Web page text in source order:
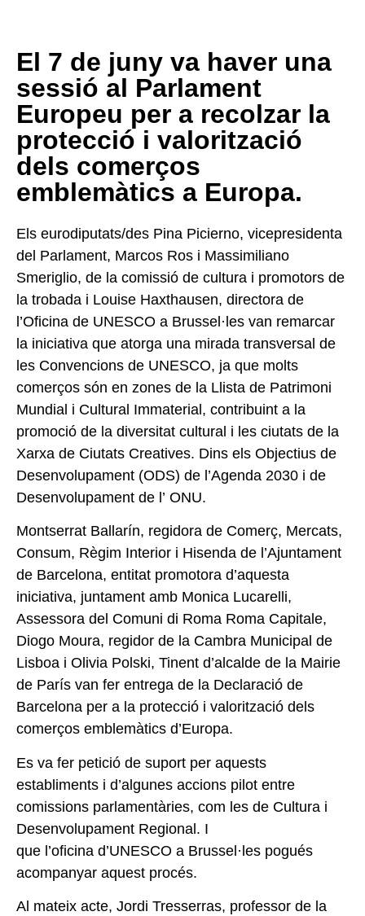
El 7 de juny va haver una
sessió al Parlament
Europeu per a recolzar la
protecció i valorització
dels comerços
emblemàtics a Europa.
Els eurodiputats/des Pina Picierno, vicepresidenta
del Parlament, Marcos Ros i Massimiliano
Smeriglio, de la comissió de cultura i promotors de
la trobada i Louise Haxthausen, directora de
l’Oficina de UNESCO a Brussel·les van remarcar
la iniciativa que atorga una mirada transversal de
les Convencions de UNESCO, ja que molts
comerços són en zones de la Llista de Patrimoni
Mundial i Cultural Immaterial, contribuint a la
promoció de la diversitat cultural i les ciutats de la
Xarxa de Ciutats Creatives. Dins els Objectius de
Desenvolupament (ODS) de l’Agenda 2030 i de
Desenvolupament de l’ ONU.
Montserrat Ballarín, regidora de Comerç, Mercats,
Consum, Règim Interior i Hisenda de l’Ajuntament
de Barcelona, entitat promotora d’aquesta
iniciativa, juntament amb Monica Lucarelli,
Assessora del Comuni di Roma Roma Capitale,
Diogo Moura, regidor de la Cambra Municipal de
Lisboa i Olivia Polski, Tinent d’alcalde de la Mairie
de París van fer entrega de la Declaració de
Barcelona per a la protecció i valorització dels
comerços emblemàtics d’Europa.
Es va fer petició de suport per aquests
establiments i d’algunes accions pilot entre
comissions parlamentàries, com les de Cultura i
Desenvolupament Regional. I
que l’oficina d’UNESCO a Brussel·les pogués
acompanyar aquest procés.
Al mateix acte, Jordi Tresserras, professor de la